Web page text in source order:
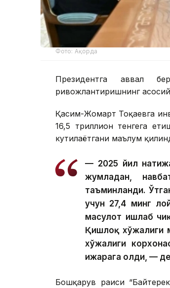
Фото: Ақорда
Президентга аввал
ривожлантиришнинг
Қасим-Жомарт Тоқаевга
16,5 триллион тенгега
кутилаётгани маълум
— 2025 йил
жумладан,
таъминланди.
учун 27,4 минг
маҳсулот ишлаб
Қишлоқ хўжалиги
хўжалиги
ижарага олди, —
Бошқарув раиси